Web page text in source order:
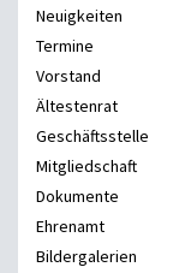
Neuigkeiten
Termine
Vorstand
Ältestenrat
Geschäftsstelle
Mitgliedschaft
Dokumente
Ehrenamt
Bildergalerien